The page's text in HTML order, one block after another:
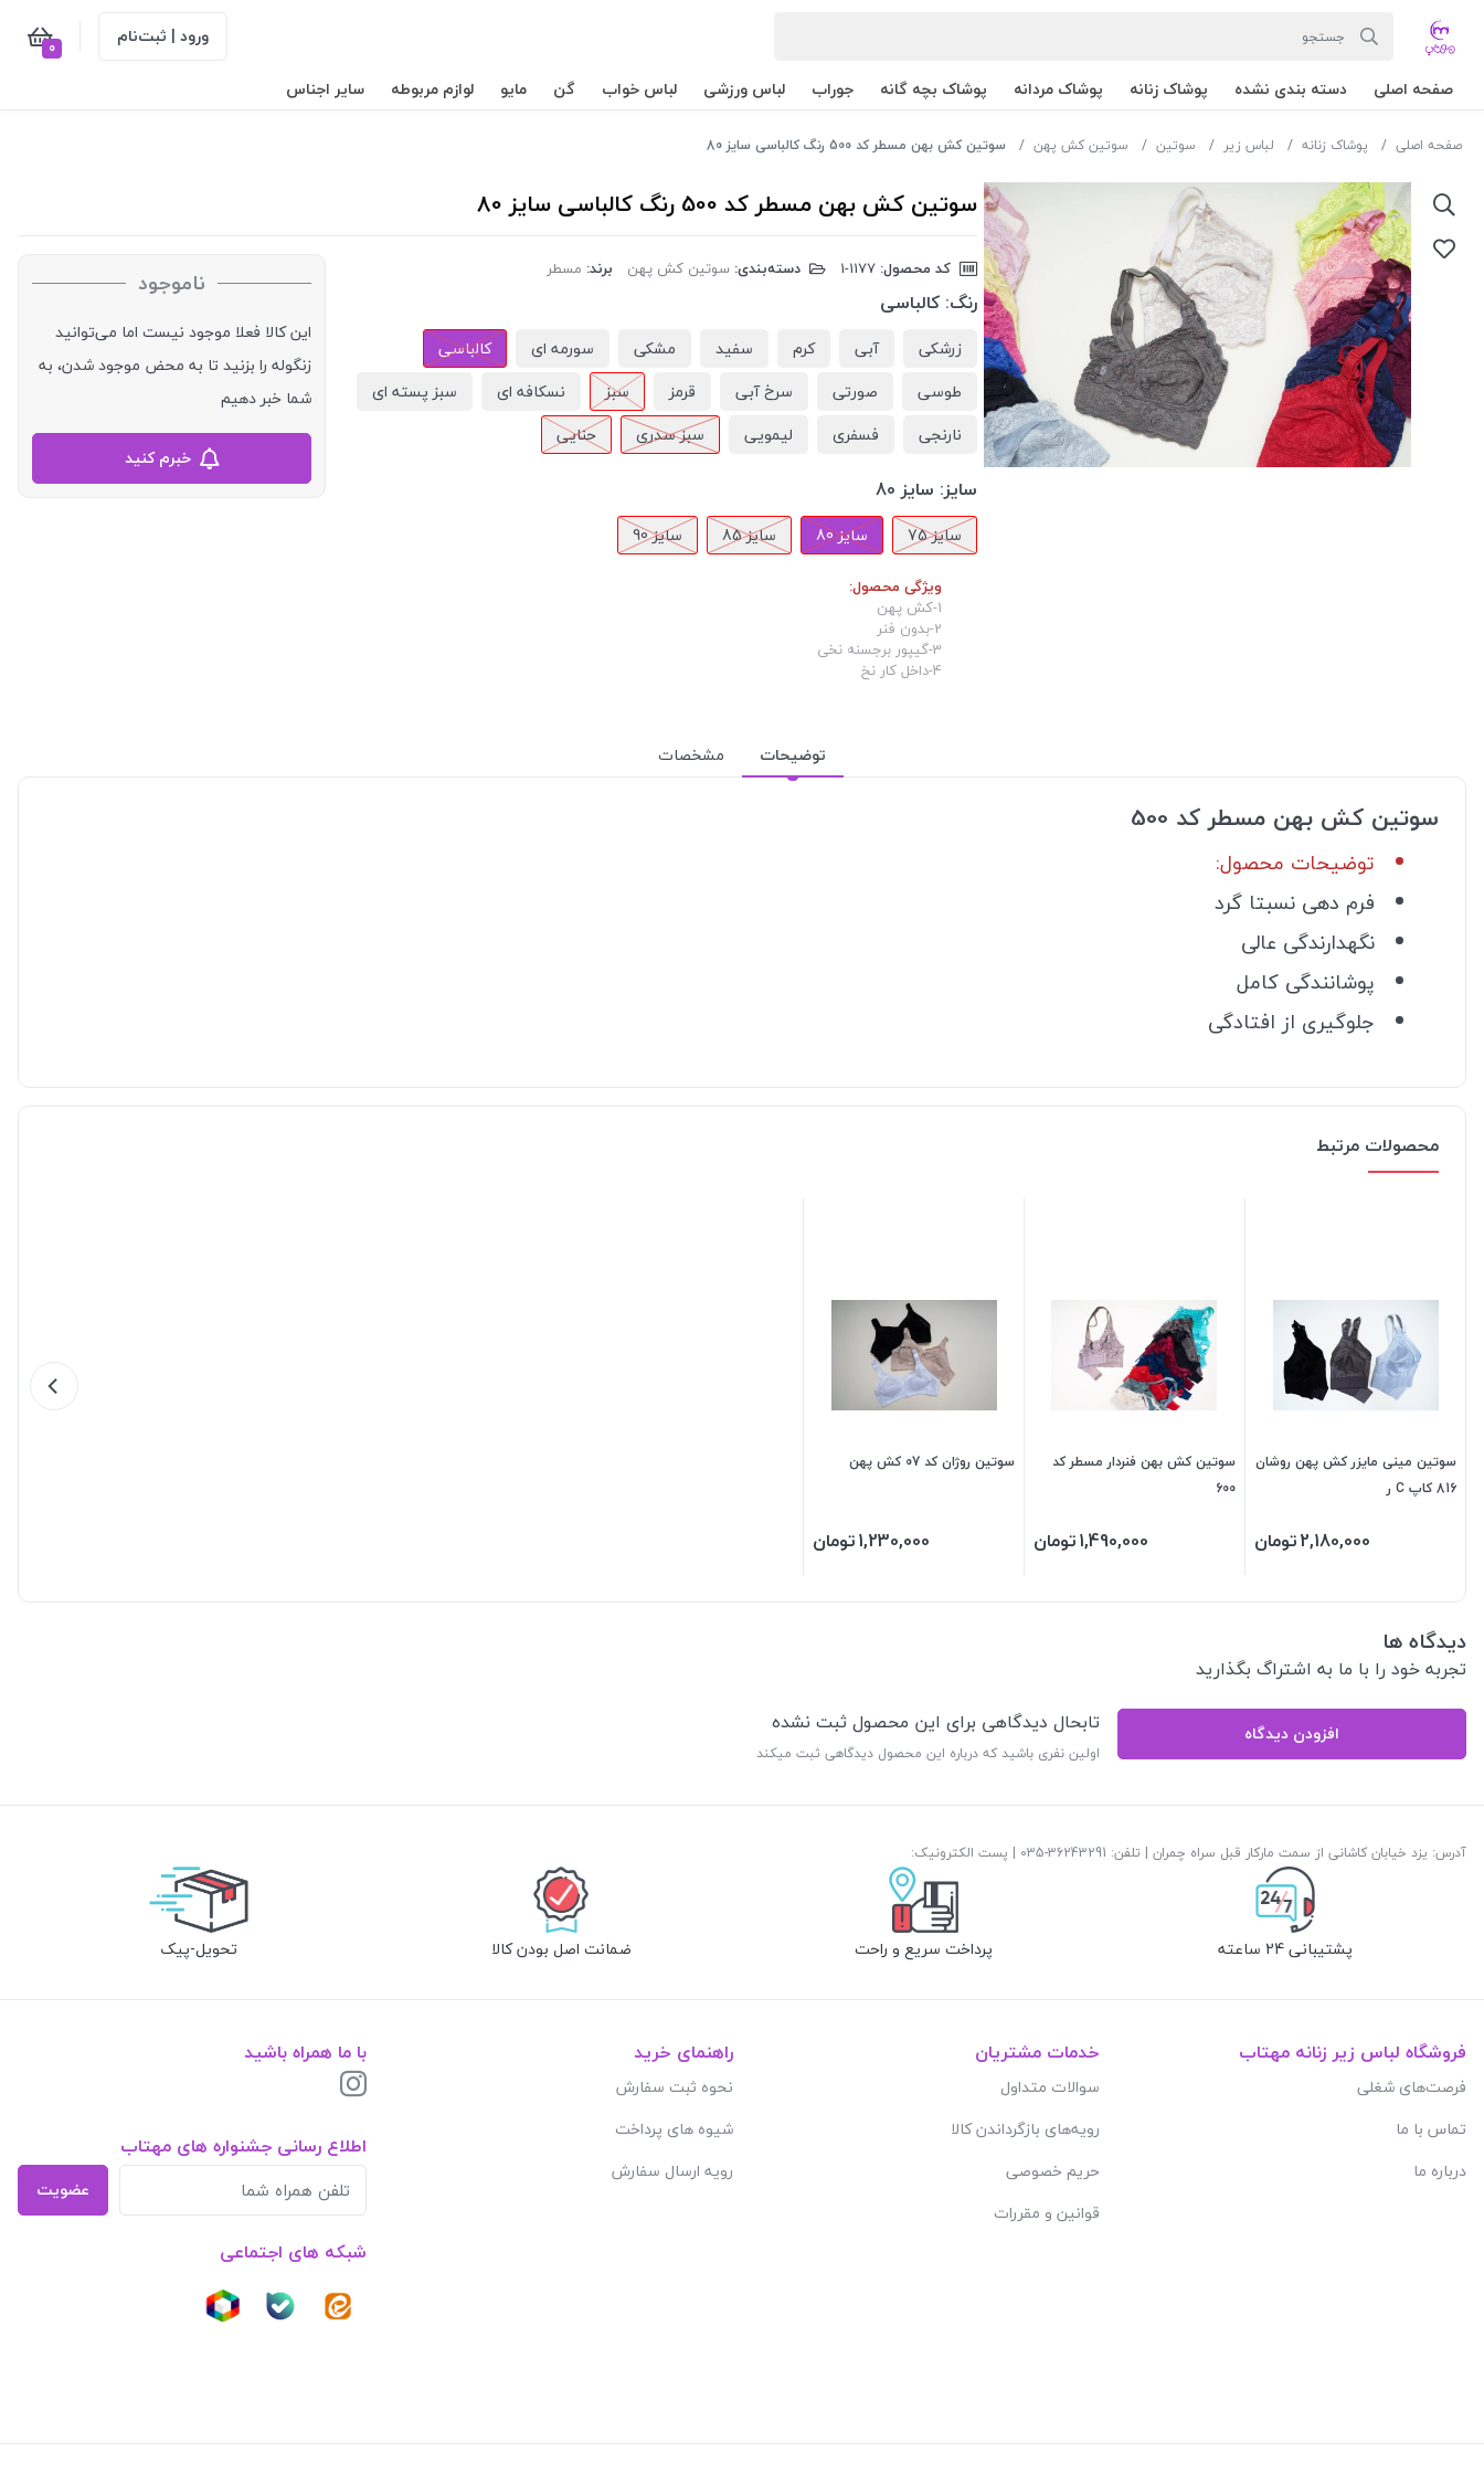
ورود | ثبت‌نام 0
صفحه اصلی دسته بندی نشده پوشاک زنانه پوشاک مردانه پوشاک بچه گانه جوراب لباس ورزشی لباس خواب گن مایو لوازم مربوطه سایر اجناس
صفحه اصلی پوشاک زنانه لباس زیر سوتین سوتین کش پهن سوتین کش بهن مسطر کد 500 رنگ کالباسی سایز 80
سوتین کش بهن مسطر کد 500 رنگ کالباسی سایز 80
کد محصول: دسته‌بندی: سوتین کش پهن برند: مسطر
رنگ: کالباسی
زرشکی آبی کرم سفید مشکی سورمه ای
کالباسی
طوسی
صورتی سرخ آبی قرمز سبز نسکافه ای
سبز پسته ای
نارنجی
فسفری لیمویی سبز سدری حنایی
سایز: سایز 80
سایز 75 سایز 80 سایز 85 سایز 90
ویژگی محصول:
1-کش پهن
2-بدون فنر
3-گیپور برجسنه نخی
4-داخل کار نخ
ناموجود
این کالا فعلا موجود نیست اما می‌توانید
زنگوله را بزنید تا به محض موجود شدن، به
شما خبر دهیم
خبرم کنید
توضیحات مشخصات
سوتین کش بهن مسطر کد 500
توضیحات محصول:
فرم دهی نسبتا گرد
نگهدارندگی عالی
پوشانندگی کامل
جلوگیری از افتادگی
محصولات مرتبط
سوتین مینی مایزر کش پهن روشان
816 کاپ C ر
2,180,000تومان
سوتین کش بهن فنردار مسطر کد
600
1,490,000تومان
سوتین روژان کد 07 کش پهن
1,230,000تومان
دیدگاه ها
تجربه خود را با ما به اشتراگ بگذارید
افزودن دیدگاه تابحال دیدگاهی برای این محصول ثبت نشده
اولین نفری باشید که درباره این محصول دیدگاهی ثبت میکند
آدرس: یزد خیابان کاشانی از سمت مارکار قبل سراه چمران | تلفن: ‎035-36243291 | پست الکترونیک:
پشتیبانی 24 ساعته پرداخت سریع و راحت ضمانت اصل بودن کالا تحویل-پیک
فروشگاه لباس زیر زنانه مهتاب
فرصت‌های شغلی
تماس با ما
درباره ما
خدمات مشتریان
سوالات متداول
رویه‌های بازگرداندن کالا
حریم خصوصی
قوانین و مقررات
راهنمای خرید
نحوه ثبت سفارش
شیوه های پرداخت
رویه ارسال سفارش
با ما همراه باشید
اطلاع رسانی جشنواره های مهتاب
عضویت
شبکه های اجتماعی